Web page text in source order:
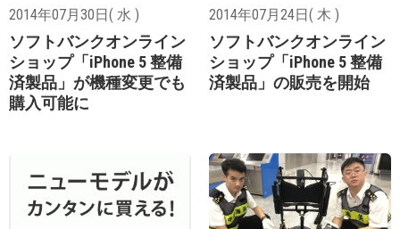
2014年07月30日( 水 )
ソフトバンクオンライン
ショップ「iPhone 5 整備
済製品」が機種変更でも
購入可能に
2014年07月24日( 木 )
ソフトバンクオンライン
ショップ「iPhone 5 整備
済製品」の販売を開始